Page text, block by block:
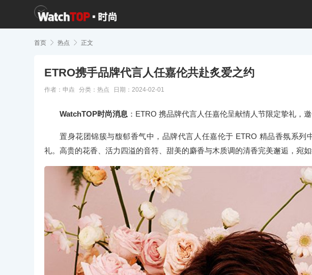
首页  热点  正文
ETRO携手品牌代言人任嘉伦共赴炙爱之约
作者：申垚 分类： 热点 日期：2024-02-01
WatchTOP时尚消息 ：ETRO 携品牌代言人任嘉伦呈献情人节限定挚礼，邀
置身花团锦簇与馥郁香气中，品牌代言人任嘉伦于 ETRO 精品香氛系列
礼。高贵的花香、活力四溢的音符、甜美的麝香与木质调的清香完美邂逅，宛如